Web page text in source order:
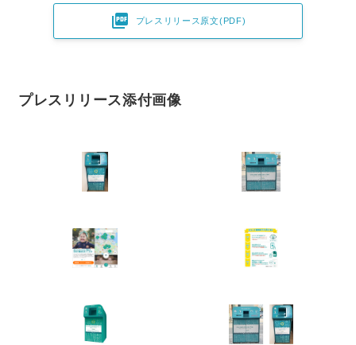
 プレスリリース原文(PDF)
プレスリリース添付画像